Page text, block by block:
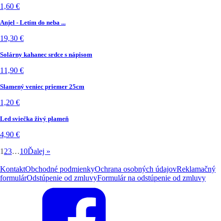
1,60 €
Anjel - Letím do neba ...
19,30 €
Solárny kahanec srdce s nápisom
11,90 €
Slamený veniec priemer 25cm
1,20 €
Led sviečka živý plameň
4,90 €
1 23…10Ďalej »
KontaktObchodné podmienkyOchrana osobných údajovReklamačný
formulárOdstúpenie od zmluvyFormulár na odstúpenie od zmluvy